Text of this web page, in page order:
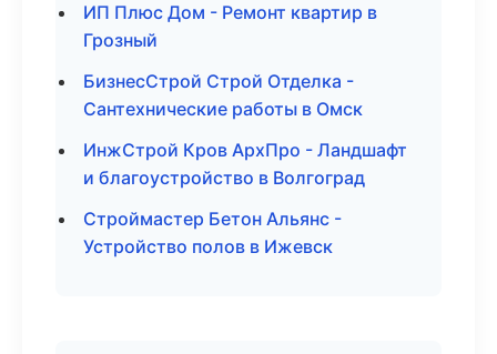
ИП Плюс Дом - Ремонт квартир в
Грозный
БизнесСтрой Строй Отделка -
Сантехнические работы в Омск
ИнжСтрой Кров АрхПро - Ландшафт
и благоустройство в Волгоград
Строймастер Бетон Альянс -
Устройство полов в Ижевск